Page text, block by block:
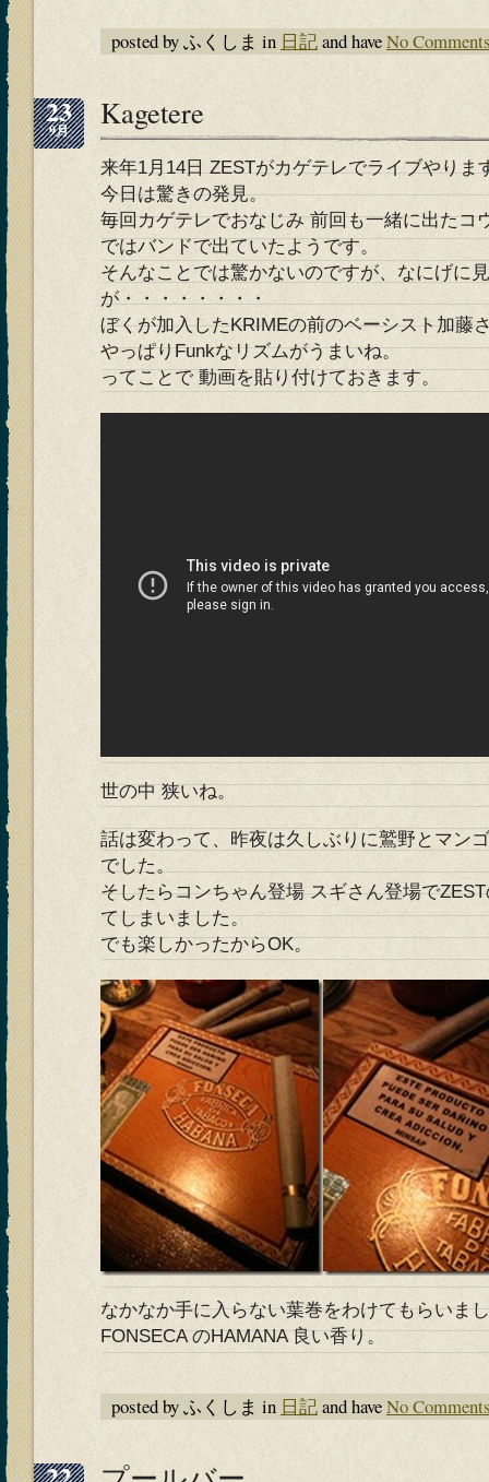
posted by ふくしま in 日記and haveNo
23
9月 Kagetere
来年1月14日 ZESTがカゲテレでライブやりま
今日は驚きの発見。
毎回カゲテレでおなじみ 前回も一緒に出たコ
ではバンドで出ていたようです。
そんなことでは驚かないのですが、なにげに
が・・・・・・・・
ぼくが加入したKRIMEの前のベーシスト加藤
やっぱりFunkなリズムがうまいね。
ってことで 動画を貼り付けておきます。
世の中 狭いね。
話は変わって、昨夜は久しぶりに鷲野とマン
でした。
そしたらコンちゃん登場 スギさん登場で
てしまいました。
でも楽しかったからOK。
なかなか手に入らない葉巻をわけてもらいま
FONSECA のHAMANA 良い香り。
posted by ふくしま in 日記and haveNo